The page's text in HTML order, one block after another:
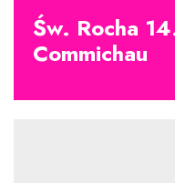
Św. Rocha
Commichau